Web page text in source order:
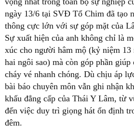
ngày 13/6 tại SVĐ Tổ Chim đã tạo
thông cực lớn với sự góp mặt của
Sự xuất hiện của anh không chỉ là
xúc cho người hâm mộ (kỷ niệm 13
hai ngôi sao) mà còn góp phần giúp
cháy vé nhanh chóng. Dù chịu áp
bài báo chuyên môn vẫn ghi nhận
khấu đẳng cấp của Thái Y Lâm, từ
đến việc duy trì giọng hát ổn định
đêm.